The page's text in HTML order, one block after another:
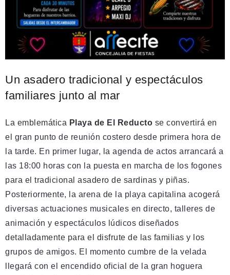
Un asadero tradicional y espectáculos
familiares junto al mar
La emblemática Playa de El Reducto se convertirá en
el gran punto de reunión costero desde primera hora de
la tarde. En primer lugar, la agenda de actos arrancará a
las 18:00 horas con la puesta en marcha de los fogones
para el tradicional asadero de sardinas y piñas.
Posteriormente, la arena de la playa capitalina acogerá
diversas actuaciones musicales en directo, talleres de
animación y espectáculos lúdicos diseñados
detalladamente para el disfrute de las familias y los
grupos de amigos. El momento cumbre de la velada
llegará con el encendido oficial de la gran hoguera